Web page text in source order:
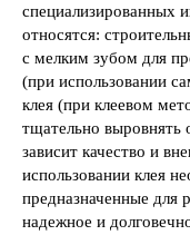
специализированных
относятся:
с мелким зубом для
(при использовании
клея (при клеевом
тщательно выровнять
зависит качество и
использовании клея
предназначенные для
надежное и